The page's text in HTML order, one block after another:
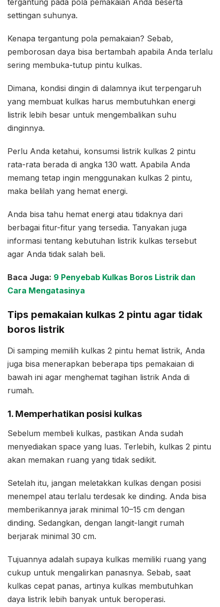
settingan suhunya.
Kenapa tergantung pola pemakaian? Sebab,
pemborosan daya bisa bertambah apabila Anda terlalu
sering membuka-tutup pintu kulkas.
Dimana, kondisi dingin di dalamnya ikut terpengaruh
yang membuat kulkas harus membutuhkan energi
listrik lebih besar untuk mengembalikan suhu
dinginnya.
Perlu Anda ketahui, konsumsi listrik kulkas 2 pintu
rata-rata berada di angka 130 watt. Apabila Anda
memang tetap ingin menggunakan kulkas 2 pintu,
maka belilah yang hemat energi.
Anda bisa tahu hemat energi atau tidaknya dari
berbagai fitur-fitur yang tersedia. Tanyakan juga
informasi tentang kebutuhan listrik kulkas tersebut
agar Anda tidak salah beli.
Baca Juga: 9 Penyebab Kulkas Boros Listrik dan
Cara Mengatasinya
Tips pemakaian kulkas 2 pintu agar tidak
boros listrik
Di samping memilih kulkas 2 pintu hemat listrik, Anda
juga bisa menerapkan beberapa tips pemakaian di
bawah ini agar menghemat tagihan listrik Anda di
rumah.
1. Memperhatikan posisi kulkas
Sebelum membeli kulkas, pastikan Anda sudah
menyediakan space yang luas. Terlebih, kulkas 2 pintu
akan memakan ruang yang tidak sedikit.
Setelah itu, jangan meletakkan kulkas dengan posisi
menempel atau terlalu terdesak ke dinding. Anda bisa
memberikannya jarak minimal 10–15 cm dengan
dinding. Sedangkan, dengan langit-langit rumah
berjarak minimal 30 cm.
Tujuannya adalah supaya kulkas memiliki ruang yang
cukup untuk mengalirkan panasnya. Sebab, saat
kulkas cepat panas, artinya kulkas membutuhkan
daya listrik lebih banyak untuk beroperasi.